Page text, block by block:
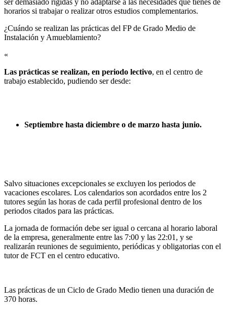
ser demasiado rígidas y no adaptarse a las necesidades que tienes de
horarios si trabajar o realizar otros estudios complementarios.
¿Cuándo se realizan las prácticas del FP de Grado Medio de
Instalación y Amueblamiento?​
«
Las prácticas se realizan, en periodo lectivo, en el centro de
trabajo establecido, pudiendo ser desde:
Septiembre hasta diciembre o de marzo hasta junio.
Salvo situaciones excepcionales se excluyen los periodos de
vacaciones escolares. Los calendarios son acordados entre los 2
tutores según las horas de cada perfil profesional dentro de los
periodos citados para las prácticas.
La jornada de formación debe ser igual o cercana al horario laboral
de la empresa, generalmente entre las 7:00 y las 22:01, y se
realizarán reuniones de seguimiento, periódicas y obligatorias con el
tutor de FCT en el centro educativo.
Las prácticas de un Ciclo de Grado Medio tienen una duración de
370 horas.